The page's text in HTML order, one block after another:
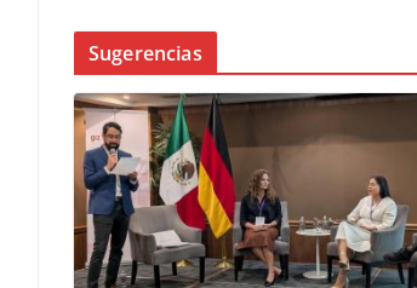
Sugerencias